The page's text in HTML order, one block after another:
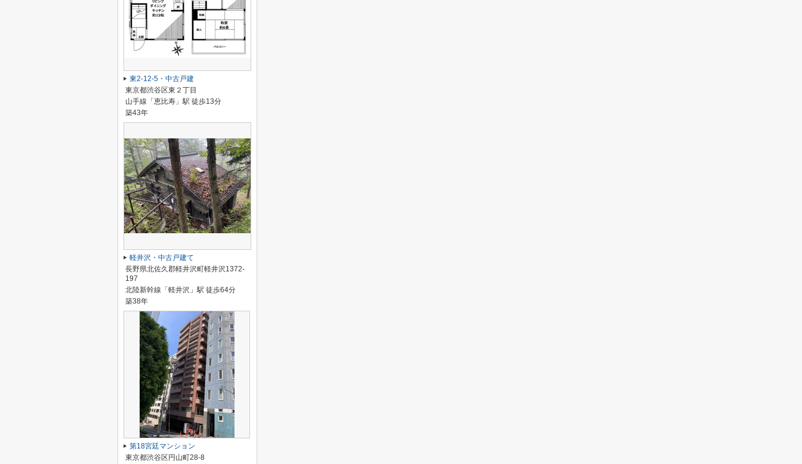
東2-12-5・中古戸建
東京都渋谷区東２丁目
山手線「恵比寿」駅 徒歩13分
築43年
軽井沢・中古戸建て
長野県北佐久郡軽井沢町軽井沢1372-
197
北陸新幹線「軽井沢」駅 徒歩64分
築38年
第18宮廷マンション
東京都渋谷区円山町28-8